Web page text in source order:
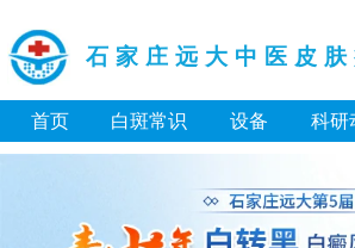
石家庄远大中医皮肤
首页 白斑常识 设备 科研